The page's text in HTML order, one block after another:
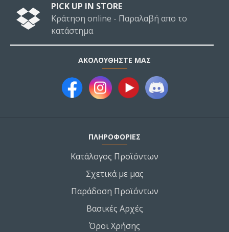
PICK UP IN STORE
Κράτηση online - Παραλαβή απο το
κατάστημα
ΑΚΟΛΟΥΘΉΣΤΕ ΜΑΣ
ΠΛΗΡΟΦΟΡΙΕΣ
Κατάλογος Προϊόντων
Σχετικά με μας
Παράδοση Προϊόντων
Βασικές Αρχές
Όροι Χρήσης